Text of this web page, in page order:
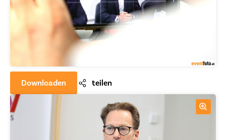
Downloaden teilen